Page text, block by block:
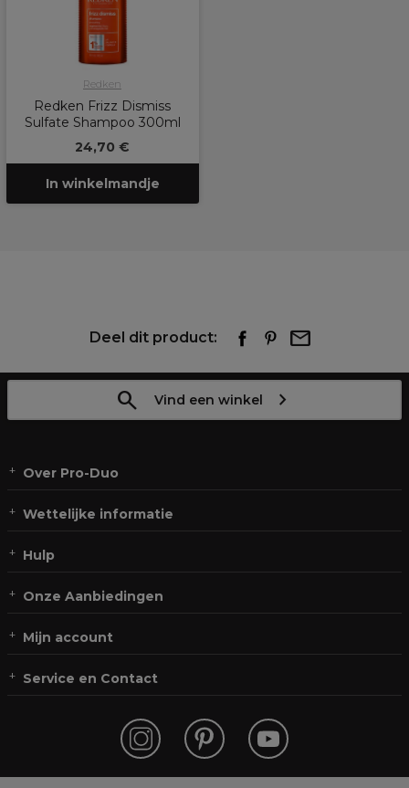
Redken
Redken Frizz Dismiss
Sulfate Shampoo 300ml
24,70 €
In winkelmandje
Deel dit product:
Vind een winkel
Over Pro-Duo
Wettelijke informatie
Hulp
Onze Aanbiedingen
Mijn account
Service en Contact